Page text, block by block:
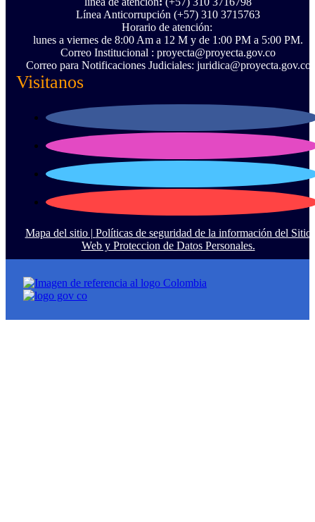
Línea Anticorrupción ‪(+57) 310 3715763‬
Horario de atención:
lunes a viernes de 8:00 Am a 12 M y de 1:00 PM a 5:00 PM.
Correo Institucional : proyecta@proyecta.gov.co
Correo para Notificaciones Judiciales: juridica@proyecta.gov.co
Visitanos
Mapa del sitio | Políticas de seguridad de la información del Sitio
Web y Proteccion de Datos Personales.